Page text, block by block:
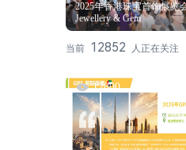
2025年香港珠宝首饰展览
Jewellery & Gem
当前 12852 人正在关注
12800